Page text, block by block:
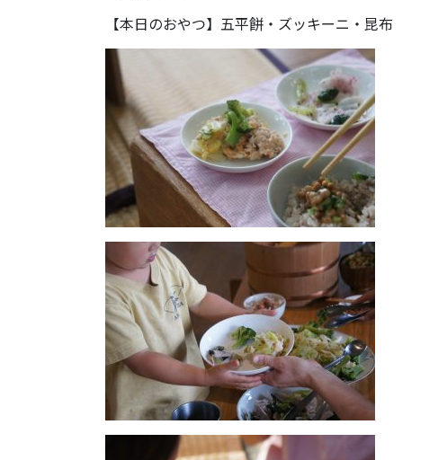
【本日のおやつ】五平餅・ズッキーニ・昆布